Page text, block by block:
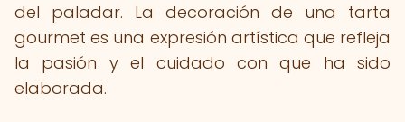
del paladar. La decoración de una tarta
gourmet es una expresión artística que refleja
la pasión y el cuidado con que ha sido
elaborada.